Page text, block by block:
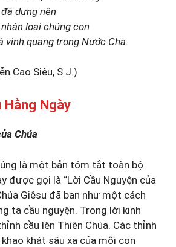
dựng nên
loại chúng con
vinh quang trong Nước Cha.
Cao Siêu, S.J.)
Ngày
Chúa
là một bản tóm tắt toàn bộ
được gọi là “Lời Cầu Nguyện của
Giêsu đã ban như một cách
ta cầu nguyện. Trong lời kinh
cầu lên Thiên Chúa. Các thỉnh
khát sâu xa của mỗi con